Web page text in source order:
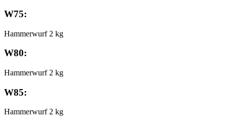
W75:
Hammerwurf 2 kg
W80:
Hammerwurf 2 kg
W85:
Hammerwurf 2 kg